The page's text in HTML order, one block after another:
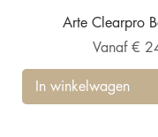
Arte Clearpro
Vanaf€
In winkelwagen